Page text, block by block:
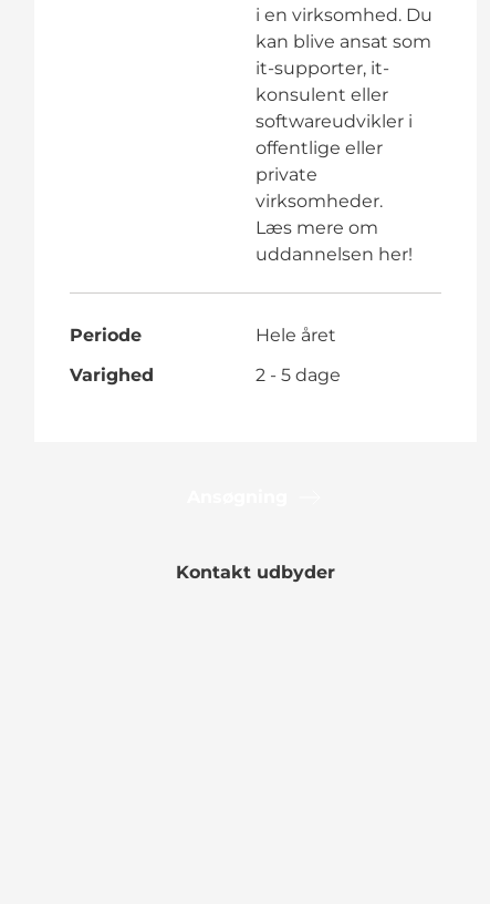
i en virksomhed. Du
kan blive ansat som
it-supporter, it-
konsulent eller
softwareudvikler i
offentlige eller
private
virksomheder.
Læs mere om
uddannelsen her!
Periode
Hele året
Varighed
2 - 5 dage
Kontakt udbyder